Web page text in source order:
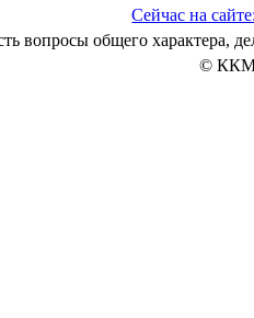
Сейчас на
вопросы общего характера,
© ККМ